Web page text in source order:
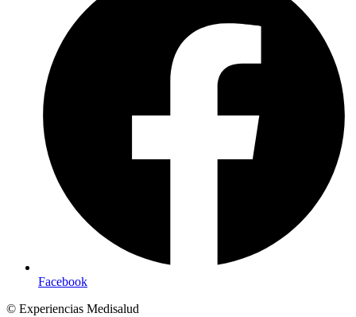
Facebook
© Experiencias Medisalud